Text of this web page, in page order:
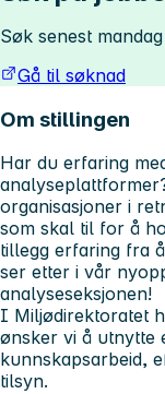
Søk senest
Gå til søknad
Om stillingen
Har du erfaring
organisasjoner i
som skal til for å
tillegg erfaring fra
ser etter i vår
analyseseksjonen!
I Miljødirektoratet
ønsker vi å utnytte
kunnskapsarbeid,
tilsyn.